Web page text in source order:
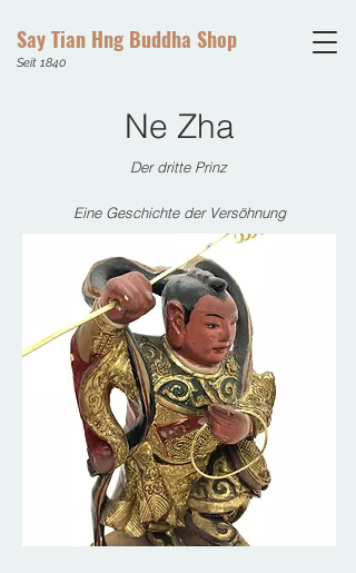
Say Tian Hng Buddha Shop
Seit 1840
Ne Zha
Der dritte Prinz
Eine Geschichte der Versöhnung